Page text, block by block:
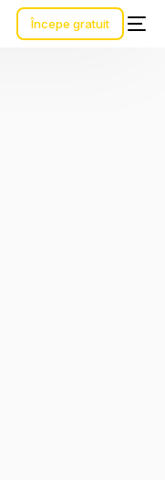
Începe gratuit